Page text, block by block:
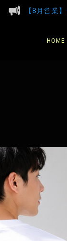
【8月営業
HOME